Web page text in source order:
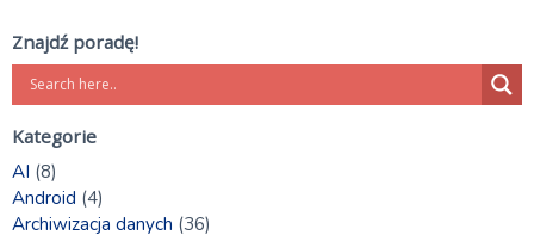
Znajdź poradę!
Kategorie
AI (8)
Android (4)
Archiwizacja danych (36)